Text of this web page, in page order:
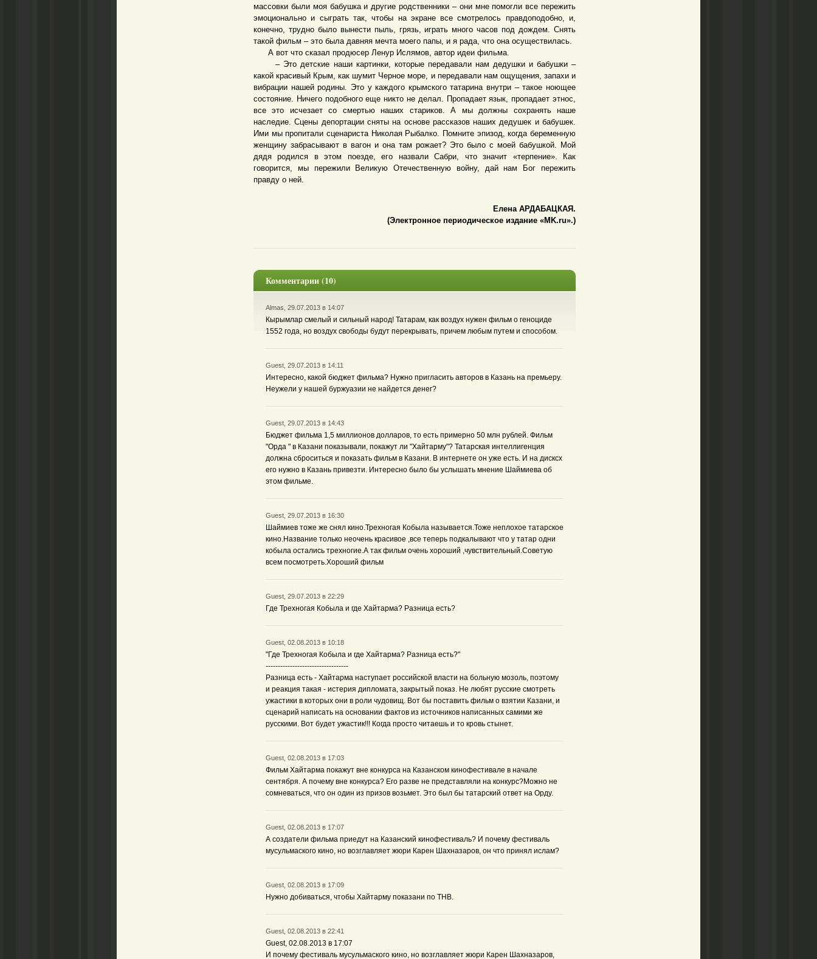
массовки были моя бабушка и другие родственники – они мне помогли все пережить
эмоционально и сыграть так, чтобы на экране все смотрелось правдоподобно, и,
конечно, трудно было вынести пыль, грязь, играть много часов под дождем. Снять
такой фильм – это была давняя мечта моего папы, и я рада, что она осуществилась.
А вот что сказал продюсер Ленур Ислямов, автор идеи фильма.
– Это детские наши картинки, которые передавали нам дедушки и бабушки –
какой красивый Крым, как шумит Черное море, и передавали нам ощущения, запахи и
вибрации нашей родины. Это у каждого крымского татарина внутри – такое ноющее
состояние. Ничего подобного еще никто не делал. Пропадает язык, пропадает этнос,
все это исчезает со смертью наших стариков. А мы должны сохранять наше
наследие. Сцены депортации сняты на основе рассказов наших дедушек и бабушек.
Ими мы пропитали сценариста Николая Рыбалко. Помните эпизод, когда беременную
женщину забрасывают в вагон и она там рожает? Это было с моей бабушкой. Мой
дядя родился в этом поезде, его назвали Сабри, что значит «терпение». Как
говорится, мы пережили Великую Отечественную войну, дай нам Бог пережить
правду о ней.
Елена АРДАБАЦКАЯ.
(Электронное периодическое издание «MK.ru».)
Комментарии (10)
Almas, 29.07.2013 в 14:07
Кырымлар смелый и сильный народ! Татарам, как воздух нужен фильм о геноциде
1552 года, но воздух свободы будут перекрывать, причем любым путем и способом.
Guest, 29.07.2013 в 14:11
Интересно, какой бюджет фильма? Нужно пригласить авторов в Казань на премьеру.
Неужели у нашей буржуазии не найдется денег?
Guest, 29.07.2013 в 14:43
Бюджет фильма 1,5 миллионов долларов, то есть примерно 50 млн рублей. Фильм
"Орда " в Казани показывали, покажут ли "Хайтарму"? Татарская интеллигенция
должна сброситься и показать фильм в Казани. В интернете он уже есть. И на дисксх
его нужно в Казань привезти. Интересно было бы услышать мнение Шаймиева об
этом фильме.
Guest, 29.07.2013 в 16:30
Шаймиев тоже же снял кино.Трехногая Кобыла называется.Тоже неплохое татарское
кино.Название только неочень красивое ,все теперь подкалывают что у татар одни
кобыла остались трехногие.А так фильм очень хороший ,чувствительный.Советую
всем посмотреть.Хороший фильм
Guest, 29.07.2013 в 22:29
Где Трехногая Кобыла и где Хайтарма? Разница есть?
Guest, 02.08.2013 в 10:18
"Где Трехногая Кобыла и где Хайтарма? Разница есть?"
----------------------------------
Разница есть - Хайтарма наступает российской власти на больную мозоль, поэтому
и реакция такая - истерия дипломата, закрытый показ. Не любят русские смотреть
ужастики в которых они в роли чудовищ. Вот бы поставить фильм о взятии Казани, и
сценарий написать на основании фактов из источников написанных самими же
русскими. Вот будет ужастик!!! Когда просто читаешь и то кровь стынет.
Guest, 02.08.2013 в 17:03
Фильм Хайтарма покажут вне конкурса на Казанском кинофестивале в начале
сентября. А почему вне конкурса? Его разве не представляли на конкурс?Можно не
сомневаться, что он один из призов возьмет. Это был бы татарский ответ на Орду.
Guest, 02.08.2013 в 17:07
А создатели фильма приедут на Казанский кинофестиваль? И почему фестиваль
мусульмаского кино, но возглавляет жюри Карен Шахназаров, он что принял ислам?
Guest, 02.08.2013 в 17:09
Нужно добиваться, чтобы Хайтарму показани по ТНВ.
Guest, 02.08.2013 в 22:41
Guest, 02.08.2013 в 17:07
И почему фестиваль мусульмаского кино, но возглавляет жюри Карен Шахназаров,